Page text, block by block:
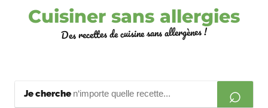
Cuisiner sans allergies
Des recettes de cuisine sans allergènes !
Je cherche